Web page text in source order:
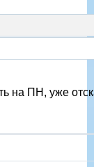
на ПН, уже